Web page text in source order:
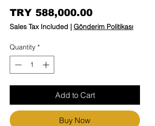
TRY 588,000.00Price
Sales Tax Included | Gönderim Politikası
Quantity *
Add to Cart
Buy Now